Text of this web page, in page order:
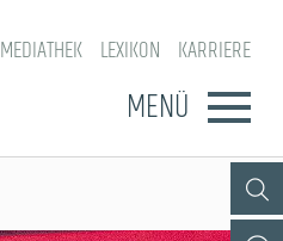
MEDIATHEK LEXIKON KARRIERE
MENÜ